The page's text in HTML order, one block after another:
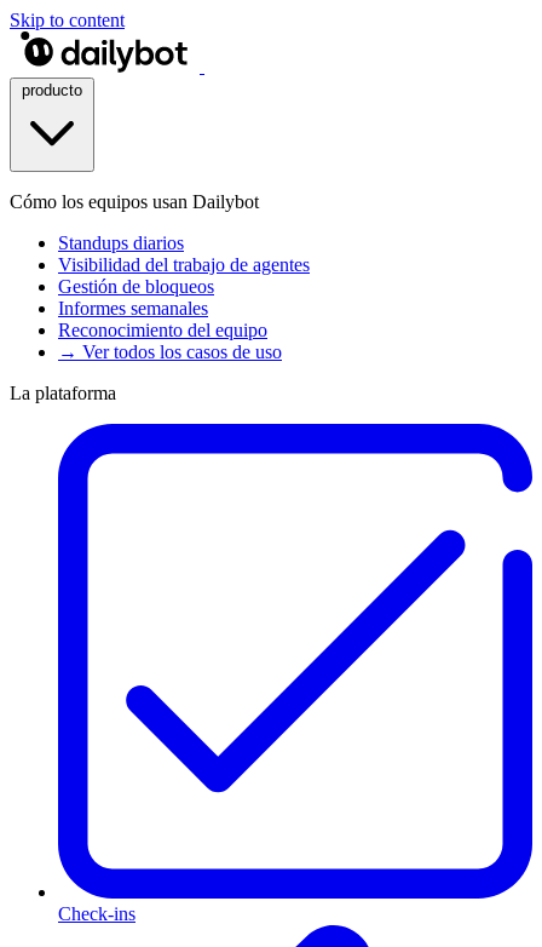
Skip to content
Cómo los equipos usan Dailybot
Standups diarios
Visibilidad del trabajo de agentes
Gestión de bloqueos
Informes semanales
Reconocimiento del equipo
→ Ver todos los casos de uso
La plataforma
Check-ins